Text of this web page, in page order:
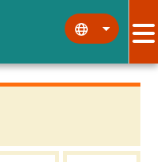
::: :::